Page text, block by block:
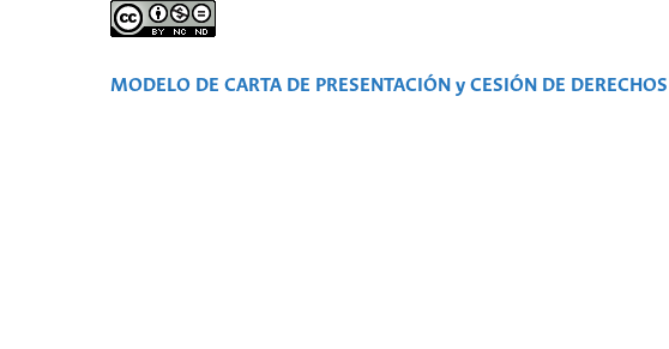
MODELO DE CARTA DE PRESENTACIÓN y CESIÓN DE